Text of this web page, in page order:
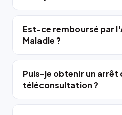
Est-ce remboursé par
Maladie ?
Puis-je obtenir un arrêt
téléconsultation ?